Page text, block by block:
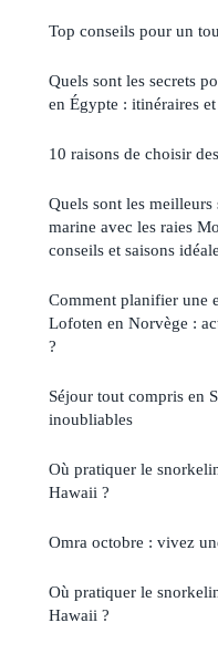
Top conseils pour un
Quels sont les secrets
en Égypte : itinéraires
10 raisons de choisir
Quels sont les
marine avec les raies
conseils et saisons
Comment planifier une
Lofoten en Norvège :
?
Séjour tout compris en
inoubliables
Où pratiquer le
Hawaii ?
Omra octobre : vivez
Où pratiquer le
Hawaii ?